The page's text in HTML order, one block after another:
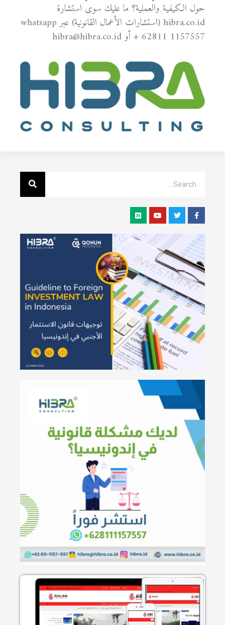
حول الكيفية والعملية؟ ما عليك سوى استشارة
hibra.co.id (استشارات الأعمال القانونية) عبر whatsapp
+ 62811 1157557 أو hibra@hibra.co.id